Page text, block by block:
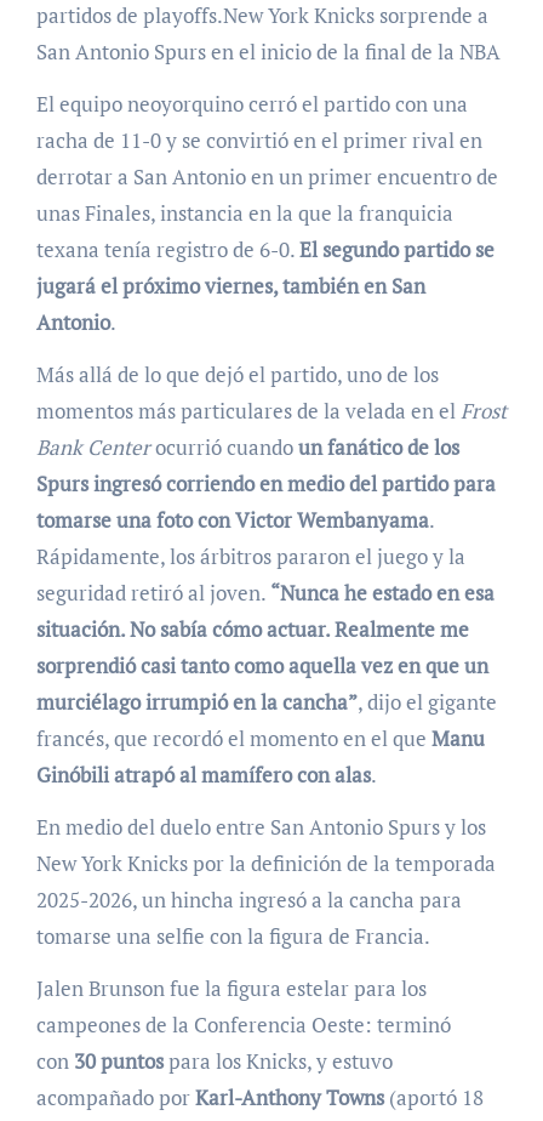
partidos de playoffs.New York Knicks sorprende a
San Antonio Spurs en el inicio de la final de la NBA
El equipo neoyorquino cerró el partido con una
racha de 11-0 y se convirtió en el primer rival en
derrotar a San Antonio en un primer encuentro de
unas Finales, instancia en la que la franquicia
texana tenía registro de 6-0.El segundo partido se
jugará el próximo viernes, también en San
Antonio.
Más allá de lo que dejó el partido, uno de los
momentos más particulares de la velada en elFrost
Bank Centerocurrió cuandoun fanático de los
Spurs ingresó corriendo en medio del partido para
tomarse una foto con Victor Wembanyama.
Rápidamente, los árbitros pararon el juego y la
seguridad retiró al joven. “Nunca he estado en esa
situación. No sabía cómo actuar. Realmente me
sorprendió casi tanto como aquella vez en que un
murciélago irrumpió en la cancha”, dijo el gigante
francés, que recordó el momento en el que Manu
Ginóbili atrapó al mamífero con alas.
En medio del duelo entre San Antonio Spurs y los
New York Knicks por la definición de la temporada
2025-2026, un hincha ingresó a la cancha para
tomarse una selfie con la figura de Francia.
Jalen Brunson fue la figura estelar para los
campeones de la Conferencia Oeste: terminó
con 30 puntospara los Knicks, y estuvo
acompañado porKarl-Anthony Towns(aportó 18